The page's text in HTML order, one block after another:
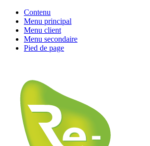
Contenu
Menu principal
Menu client
Menu secondaire
Pied de page